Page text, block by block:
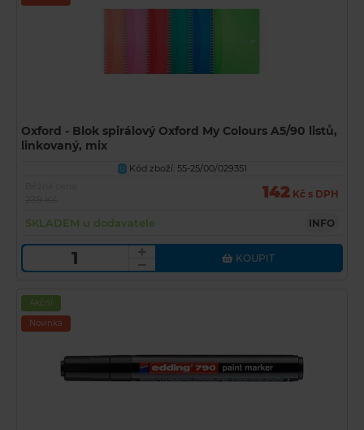
Oxford - Blok spirálový Oxford My Colours A5/90 listů,
linkovaný, mix
U Kód zboží: 55-25/00/029351
142 Kč s DPH
SKLADEM u dodavatele INFO
KOUPIT
Akční
Novinka